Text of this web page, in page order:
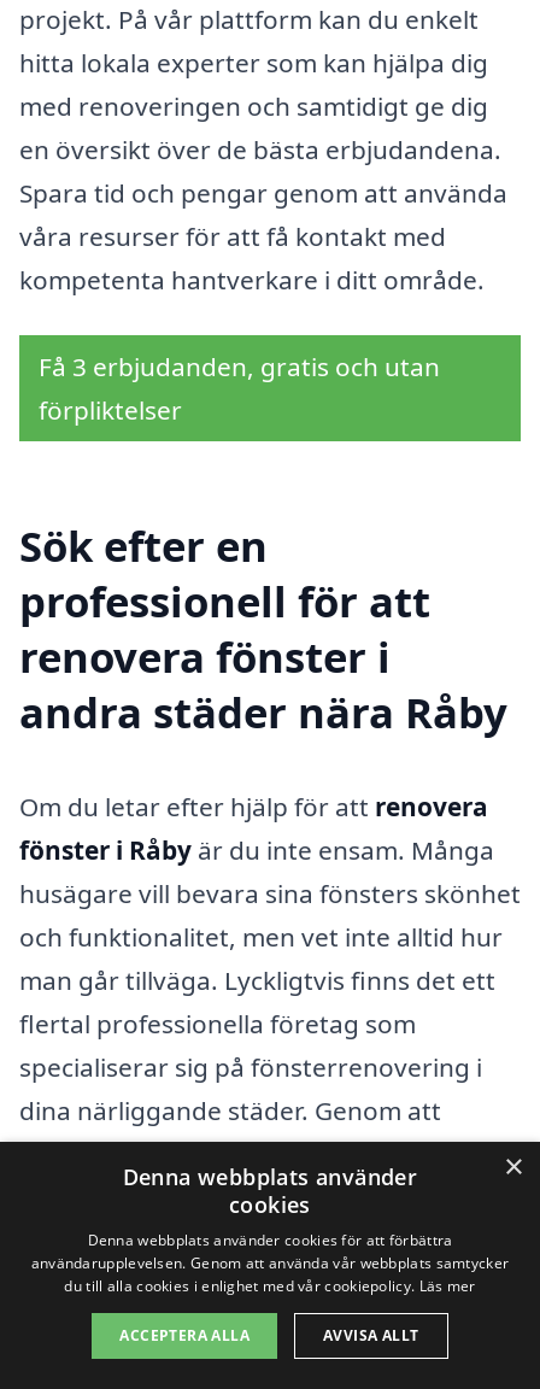
projekt. På vår plattform kan du enkelt
hitta lokala experter som kan hjälpa dig
med renoveringen och samtidigt ge dig
en översikt över de bästa erbjudandena.
Spara tid och pengar genom att använda
våra resurser för att få kontakt med
kompetenta hantverkare i ditt område.
Få 3 erbjudanden, gratis och utan
förpliktelser
Sök efter en
professionell för att
renovera fönster i
andra städer nära Råby
Om du letar efter hjälp för att renovera
fönster i Råby är du inte ensam. Många
husägare vill bevara sina fönsters skönhet
och funktionalitet, men vet inte alltid hur
man går tillväga. Lyckligtvis finns det ett
flertal professionella företag som
specialiserar sig på fönsterrenovering i
dina närliggande städer. Genom att
använda vår plattform kan du enkelt hitta
och jämföra olika tjänsteleverantörer.
Några av de städer där du kan hitta
företag som erbjuder expertis inom
fönsterrenovering inkluderar:
×
Denna webbplats använder
cookies
Denna webbplats använder cookies för att förbättra
användarupplevelsen. Genom att använda vår webbplats samtycker
du till alla cookies i enlighet med vår cookiepolicy. Läs mer
ACCEPTERA ALLA AVVISA ALLT